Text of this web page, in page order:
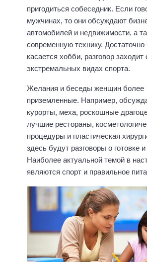
пригодиться собеседник. Если
мужчинах, то они обсуждают
автомобилей и недвижимости, а
современную технику. Достаточно
касается хобби, разговор заходит
экстремальных видах спорта.
Желания и беседы женщин более
приземленные. Например,
курорты, меха, роскошные
лучшие рестораны,
процедуры и пластическая
здесь будут разговоры о готовке
Наиболее актуальной темой в
являются спорт и правильное